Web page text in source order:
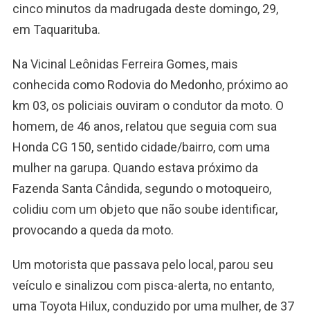
cinco minutos da madrugada deste domingo, 29,
em Taquarituba.
Na Vicinal Leônidas Ferreira Gomes, mais
conhecida como Rodovia do Medonho, próximo ao
km 03, os policiais ouviram o condutor da moto. O
homem, de 46 anos, relatou que seguia com sua
Honda CG 150, sentido cidade/bairro, com uma
mulher na garupa. Quando estava próximo da
Fazenda Santa Cândida, segundo o motoqueiro,
colidiu com um objeto que não soube identificar,
provocando a queda da moto.
Um motorista que passava pelo local, parou seu
veículo e sinalizou com pisca-alerta, no entanto,
uma Toyota Hilux, conduzido por uma mulher, de 37